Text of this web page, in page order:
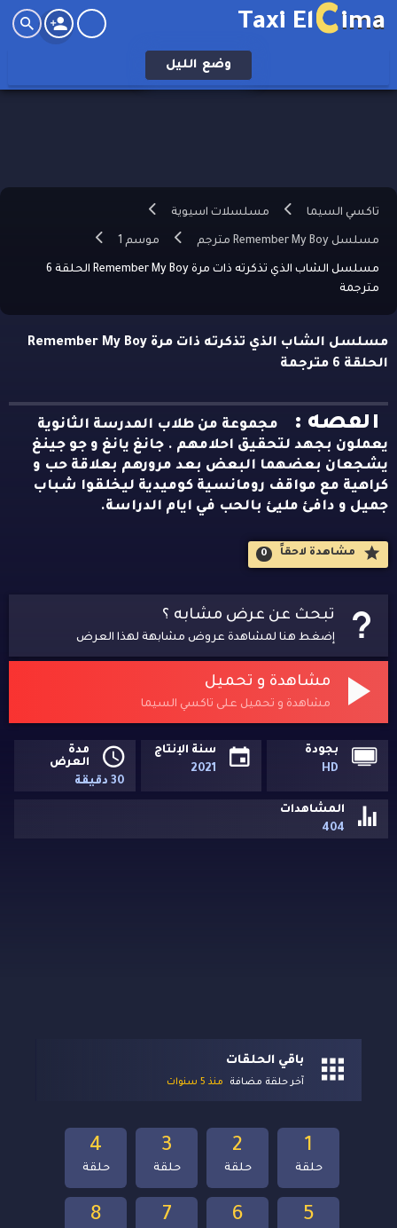
Taxi ElCima
وضع الليل
تاكسي السيما مسلسلات اسيوية
مسلسل Remember My Boy مترجم موسم 1
مسلسل الشاب الذي تذكرته ذات مرة Remember My Boy الحلقة 6
مترجمة
مسلسل الشاب الذي تذكرته ذات مرة Remember My Boy
الحلقة 6 مترجمة
القصه :
مجموعة من طلاب المدرسة الثانوية
يعملون بجهد لتحقيق احلامهم . جانغ يانغ و جو جينغ
يشجعان بعضهما البعض بعد مرورهم بعلاقة حب و
كراهية مع مواقف رومانسية كوميدية ليخلقوا شباب
جميل و دافئ مليئ بالحب في ايام الدراسة.
مشاهدة لاحقاََ 0
تبحث عن عرض مشابه ؟
إضغط هنا لمشاهدة عروض مشابهة لهذا العرض
مشاهدة و تحميل
مشاهدة و تحميل على تاكسي السيما
بجودة
HD
سنة الإنتاج
2021
مدة
العرض
30 دقيقة
المشاهدات
404
باقي الحلقات
آخر حلقة مضافة منذ 5 سنوات
8 7 6 5
4
حلقة
3
حلقة
2
حلقة
1
حلقة